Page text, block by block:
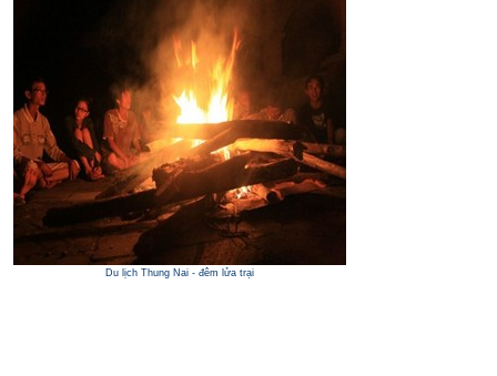
Du lịch Thung Nai - đêm lửa trại